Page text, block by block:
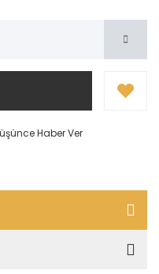
Haber Ver